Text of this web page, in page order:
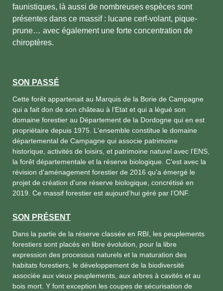
faunistiques, là aussi de nombreuses espèces sont
présentes dans ce massif : lucane cerf-volant, pique-
prune… avec également une forte concentration de
chiroptères.
SON PASSÉ
Cette forêt appartenait au Marquis de la Borie de Campagne
qui a fait don de son château à l’Etat et qui a légué son
domaine forestier au Département de la Dordogne qui en est
propriétaire depuis 1975. L'ensemble constitue le domaine
départemental de Campagne qui associe patrimoine
historique, activités de loisirs, et patrimoine naturel avec l'ENS,
la forêt départementale et la réserve biologique. C'est avec la
révision d'aménagement forestier de 2016 qu'a émergé le
projet de création d'une réserve biologique, concrétisé en
2019. Ce massif forestier est aujourd’hui géré par l’ONF.
SON PRÉSENT
Dans la partie de la réserve classée en RBI, les peuplements
forestiers sont placés en libre évolution, pour la libre
expression des processus naturels et la maturation des
habitats forestiers, le développement de la biodiversité
associée aux vieux peuplements, aux arbres à cavités et au
bois mort. Y font exception les coupes de sécurisation de